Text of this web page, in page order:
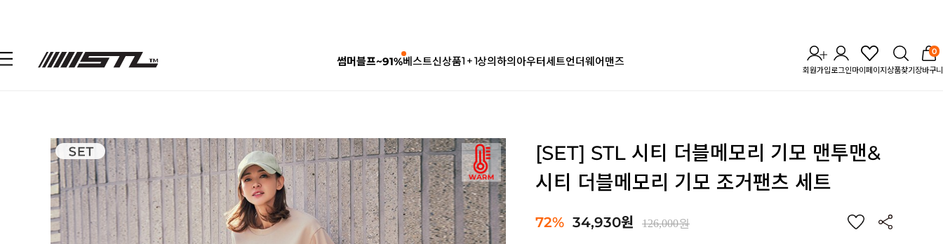
썸머블프~91%베스트신상품1 + 1상의하의아우터세트언더웨어맨즈
회원가입로그인마이페이지 상품찾기
0
장바구니
[SET] STL 시티 더블메모리 기모 맨투맨&
시티 더블메모리 기모 조거팬츠 세트
72% 34,930원 126,000원